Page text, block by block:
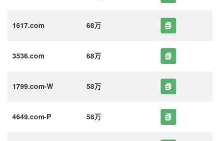
1617.com 68万
3536.com 68万
1799.com-W 58万
4649.com-P 58万